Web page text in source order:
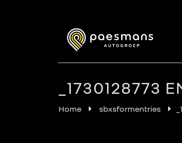
_1730128773
Home sbxsformentries